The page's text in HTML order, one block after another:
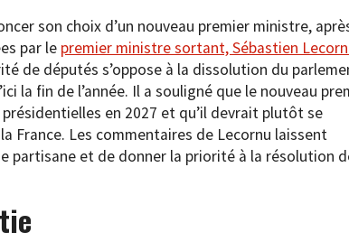
son choix d’un nouveau premier ministre,
par le premier ministre sortant, Sébastien
de députés s’oppose à la dissolution du
la fin de l’année. Il a souligné que le nouveau
en 2027 et qu’il devrait plutôt se
France. Les commentaires de Lecornu laissent
partisane et de donner la priorité à la résolution